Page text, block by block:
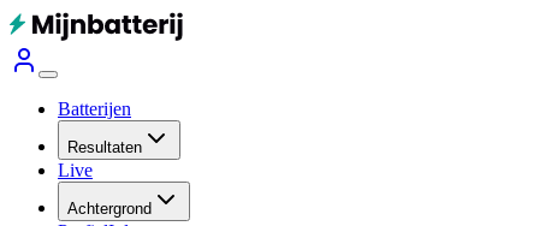
Batterijen
Resultaten
Live
Achtergrond